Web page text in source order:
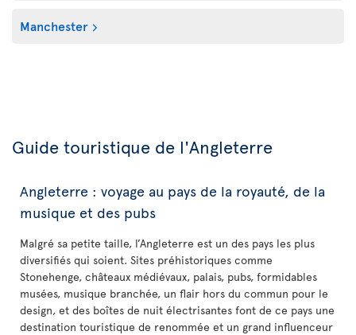
Manchester
Guide touristique de l'Angleterre
Angleterre : voyage au pays de la royauté, de la
musique et des pubs
Malgré sa petite taille, l’Angleterre est un des pays les plus
diversifiés qui soient. Sites préhistoriques comme
Stonehenge, châteaux médiévaux, palais, pubs, formidables
musées, musique branchée, un flair hors du commun pour le
design, et des boîtes de nuit électrisantes font de ce pays une
destination touristique de renommée et un grand influenceur